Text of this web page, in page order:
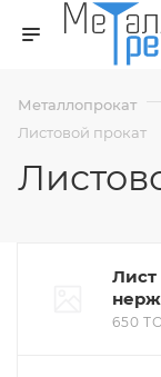
Металлопрокат
Листовой прокат
Лист
650